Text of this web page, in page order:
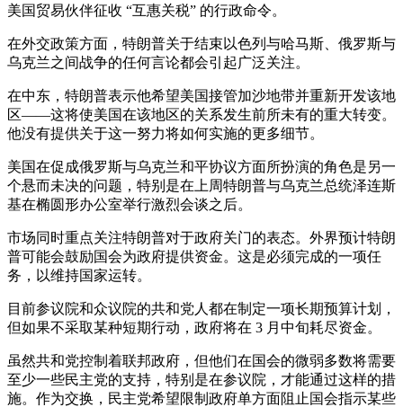
美国贸易伙伴征收 “互惠关税” 的行政命令。
在外交政策方面，特朗普关于结束以色列与哈马斯、俄罗斯与
乌克兰之间战争的任何言论都会引起广泛关注。
在中东，特朗普表示他希望美国接管加沙地带并重新开发该地
区——这将使美国在该地区的关系发生前所未有的重大转变。
他没有提供关于这一努力将如何实施的更多细节。
美国在促成俄罗斯与乌克兰和平协议方面所扮演的角色是另一
个悬而未决的问题，特别是在上周特朗普与乌克兰总统泽连斯
基在椭圆形办公室举行激烈会谈之后。
市场同时重点关注特朗普对于政府关门的表态。外界预计特朗
普可能会鼓励国会为政府提供资金。这是必须完成的一项任
务，以维持国家运转。
目前参议院和众议院的共和党人都在制定一项长期预算计划，
但如果不采取某种短期行动，政府将在 3 月中旬耗尽资金。
虽然共和党控制着联邦政府，但他们在国会的微弱多数将需要
至少一些民主党的支持，特别是在参议院，才能通过这样的措
施。作为交换，民主党希望限制政府单方面阻止国会指示某些